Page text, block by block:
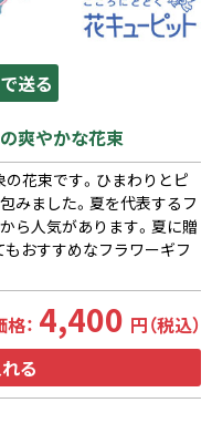
送る
の爽やかな花束
花束です。ひまわりとピ
みました。夏を代表するフ
ら人気があります。夏に贈
おすすめなフラワーギフ
： 4,400 円（税込）
る